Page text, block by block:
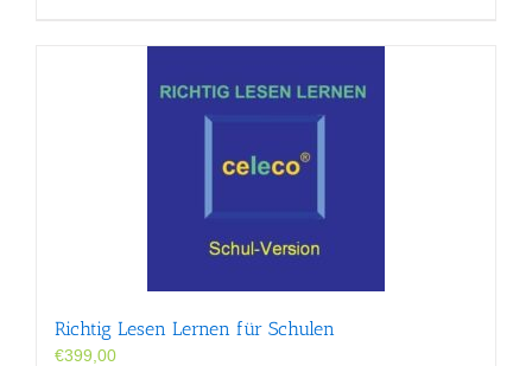
Richtig Lesen Lernen für Schulen
€399,00